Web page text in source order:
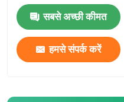
सबसे अच्छी कीमत
हमसे संपर्क करें